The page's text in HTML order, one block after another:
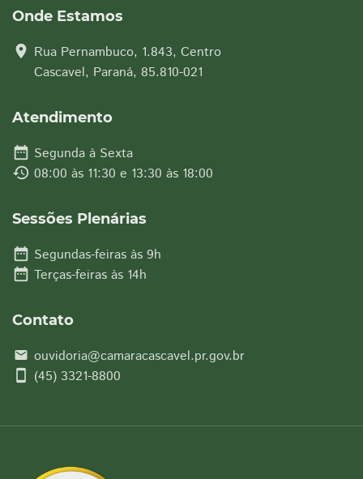
Onde Estamos
location_on Rua Pernambuco, 1.843, Centro
Cascavel, Paraná, 85.810-021
Atendimento
date_range Segunda à Sexta
history 08:00 às 11:30 e 13:30 às 18:00
Sessões Plenárias
date_range Segundas-feiras às 9h
date_range Terças-feiras às 14h
Contato
email ouvidoria@camaracascavel.pr.gov.br
smartphone (45) 3321-8800